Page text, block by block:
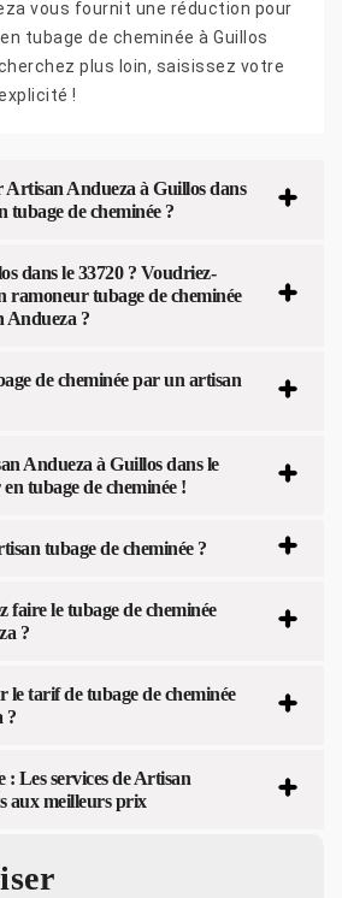
vous fournit une réduction pour
tubage de cheminée à Guillos
plus loin, saisissez votre
!
Artisan Andueza à Guillos dans
tubage de cheminée ?
dans le 33720 ? Voudriez-
ramoneur tubage de cheminée
Andueza ?
de cheminée par un artisan
Andueza à Guillos dans le
tubage de cheminée !
tubage de cheminée ?
faire le tubage de cheminée
?
le tarif de tubage de cheminée
?
: Les services de Artisan
aux meilleurs prix